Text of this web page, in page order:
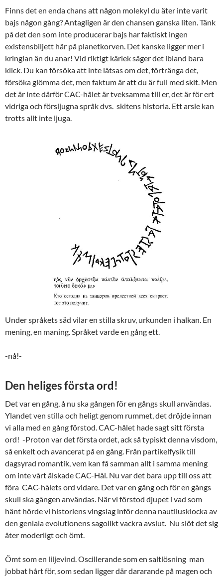
Finns det en enda chans att någon molekyl du äter inte varit
bajs någon gång? Antagligen är den chansen ganska liten. Tänk
på det den som inte producerar bajs har faktiskt ingen
existensbiljett här på planetkorven. Det kanske ligger mer i
kringlan än du anar! Vid riktigt kärlek säger det ibland bara
klick. Du kan försöka att inte låtsas om det, förtränga det,
försöka glömma det, men faktum är att du är full med skit. Men
det är inte därför CAC-hålet är tveksamma till er, det är för ert
vidriga och försljugna språk dvs. skitens historia. Ett arsle kan
trotts allt inte ljuga.
Under språkets säd vilar en stilla skruv, urkunden i halkan. En
mening, en maning. Språket varde en gång ett.
-nå!-
Den heliges första ord!
Det var en gång, å nu ska gången för en gångs skull användas.
Ylandet ven stilla och heligt genom rummet, det dröjde innan
vi alla med en gång förstod. CAC-hålet hade sagt sitt första
ord! -Proton var det första ordet, ack så typiskt denna visdom,
så enkelt och avancerat på en gång. Från partikelfysik till
dagsyrad romantik, vem kan få samman allt i samma mening
om inte vårt älskade CAC-Hål. Nu var det bara upp till oss att
föra CAC-hålets ord vidare. Det var en gång och för en gångs
skull ska gången användas. När vi förstod djupet i vad som
hänt hörde vi historiens vingslag inför denna nautilusklocka av
den geniala evolutionens sagolikt vackra avslut. Nu slöt det sig
åter moderligt och ömt.
Ömt som en liljevind. Oscillerande som en saltlösning man
jobbat hårt för, som sedan ligger där dararande på magen och